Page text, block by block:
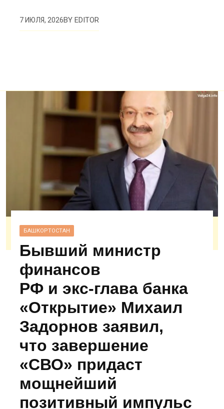
7 ИЮЛЯ, 2026BYEDITOR
БАШКОРТОСТАН
Бывший министр
финансов
РФ и экс‑глава банка
«Открытие» Михаил
Задорнов заявил,
что завершение
«СВО» придаст
мощнейший
позитивный импульс